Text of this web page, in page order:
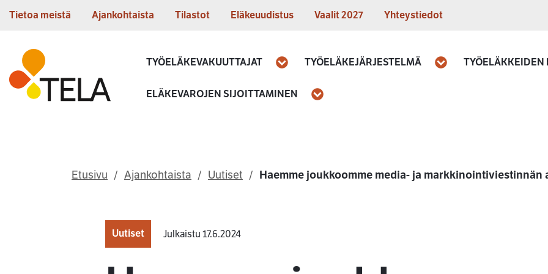
Siirry sisältöön
Tietoa meistä Ajankohtaista Tilastot Eläkeuudistus Vaalit 2027 Yhteystiedot
Etusivu
TYÖELÄKEVAKUUTTAJAT Avaa TYÖELÄKEJÄRJESTELMÄ Avaa TYÖELÄKKEIDEN
ELÄKEVAROJEN SIJOITTAMINEN Avaa
Etusivu Ajankohtaista Uutiset Haemme joukkoomme media- ja markkinointiviestinnän
Uutiset Julkaistu 17.6.2024